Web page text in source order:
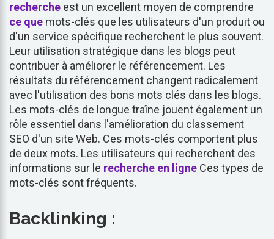
recherche est un excellent moyen de comprendre
ce que mots-clés que les utilisateurs d'un produit ou
d'un service spécifique recherchent le plus souvent.
Leur utilisation stratégique dans les blogs peut
contribuer à améliorer le référencement. Les
résultats du référencement changent radicalement
avec l'utilisation des bons mots clés dans les blogs.
Les mots-clés de longue traîne jouent également un
rôle essentiel dans l'amélioration du classement
SEO d'un site Web. Ces mots-clés comportent plus
de deux mots. Les utilisateurs qui recherchent des
informations sur le recherche en ligne Ces types de
mots-clés sont fréquents.
Backlinking :